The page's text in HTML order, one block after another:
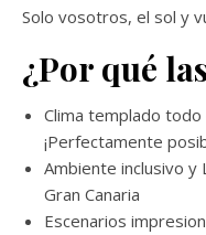
Solo vosotros, el sol y
¿Por qué
Clima templado todo
¡Perfectamente
Ambiente inclusivo y
Gran Canaria
Escenarios